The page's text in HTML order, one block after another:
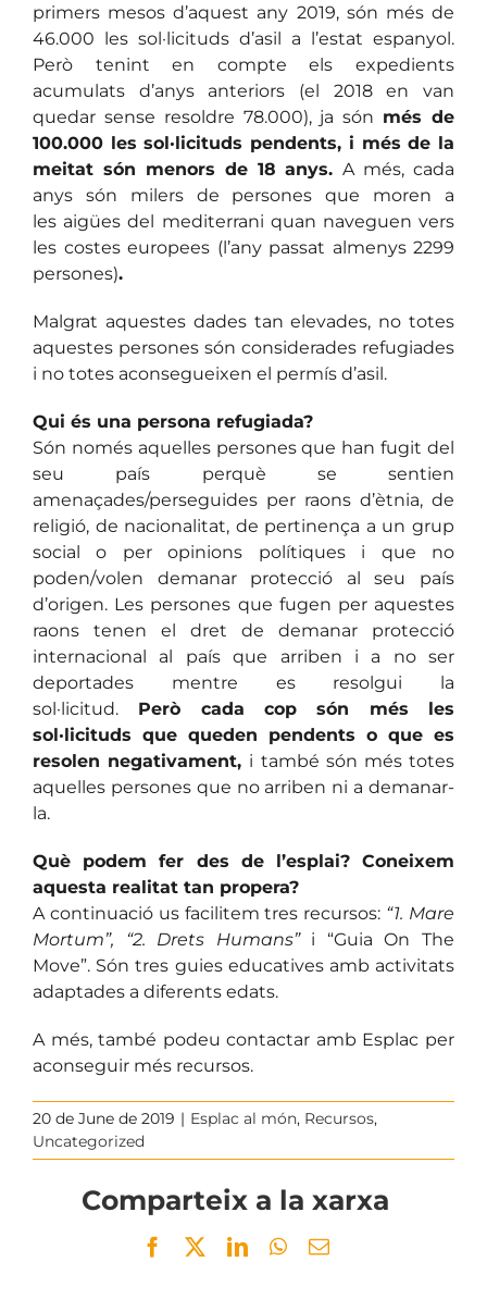
primers mesos d’aquest any 2019, són més de
46.000 les sol·licituds d’asil a l’estat espanyol.
Però tenint en compte els expedients
acumulats d’anys anteriors (el 2018 en van
quedar sense resoldre 78.000), ja són més de
100.000 les sol·licituds pendents, i més de la
meitat són menors de 18 anys.A més, cada
anys són milers de persones que moren a
les aigües del mediterrani quan naveguen vers
les costes europees (l’any passat almenys 2299
persones).
Malgrat aquestes dades tan elevades, no totes
aquestes persones són considerades refugiades
i no totes aconsegueixen el permís d’asil.
Qui és una persona refugiada?
Són només aquelles persones que han fugit del
seu país perquè se sentien
amenaçades/perseguides per raons d’ètnia, de
religió, de nacionalitat, de pertinença a un grup
social o per opinions polítiques i que no
poden/volen demanar protecció al seu país
d’origen. Les persones que fugen per aquestes
raons tenen el dret de demanar protecció
internacional al país que arriben i a no ser
deportades mentre es resolgui la
sol·licitud. Però cada cop són més les
sol·licituds que queden pendents o que es
resolen negativament, i també són més totes
aquelles persones que no arriben ni a demanar-
la.
Què podem fer des de l’esplai? Coneixem
aquesta realitat tan propera?
A continuació us facilitem tres recursos: “1. Mare
Mortum”,
“2. Drets Humans” i “Guia On The
Move”. Són tres guies educatives amb activitats
adaptades a diferents edats.
A més, també podeu contactar amb Esplac per
aconseguir més recursos.
20 de June de 2019 | Esplac al món, Recursos,
Uncategorized
Comparteix a la xarxa
Facebook
TwitterLinkedInWhatsApp
Email